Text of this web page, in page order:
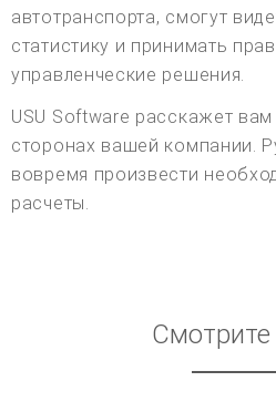
автотранспорта, смогут
статистику и принимать
управленческие решения.
USU Software расскажет
сторонах вашей компании.
вовремя произвести
расчеты.